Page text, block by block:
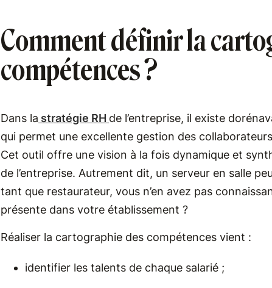
Comment définir la
compétences ?
Dans la stratégie RH de l’entreprise, il existe
qui permet une excellente gestion des
Cet outil offre une vision à la fois dynamique et
de l’entreprise. Autrement dit, un serveur en salle
tant que restaurateur, vous n’en avez pas
présente dans votre établissement ?
Réaliser la cartographie des compétences vient :
identifier les talents de chaque salarié ;